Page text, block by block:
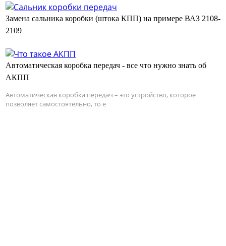
Замена сальника коробки (штока КПП) на примере ВАЗ 2108-
2109
Автоматическая коробка передач - все что нужно знать об
АКПП
Автоматическая коробка передач – это устройство, которое
позволяет самостоятельно, то е